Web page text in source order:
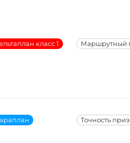
класс 1 Маршрутный
Точность